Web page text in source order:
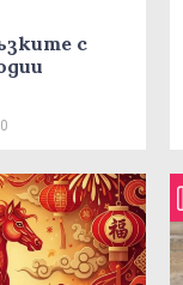
с
0